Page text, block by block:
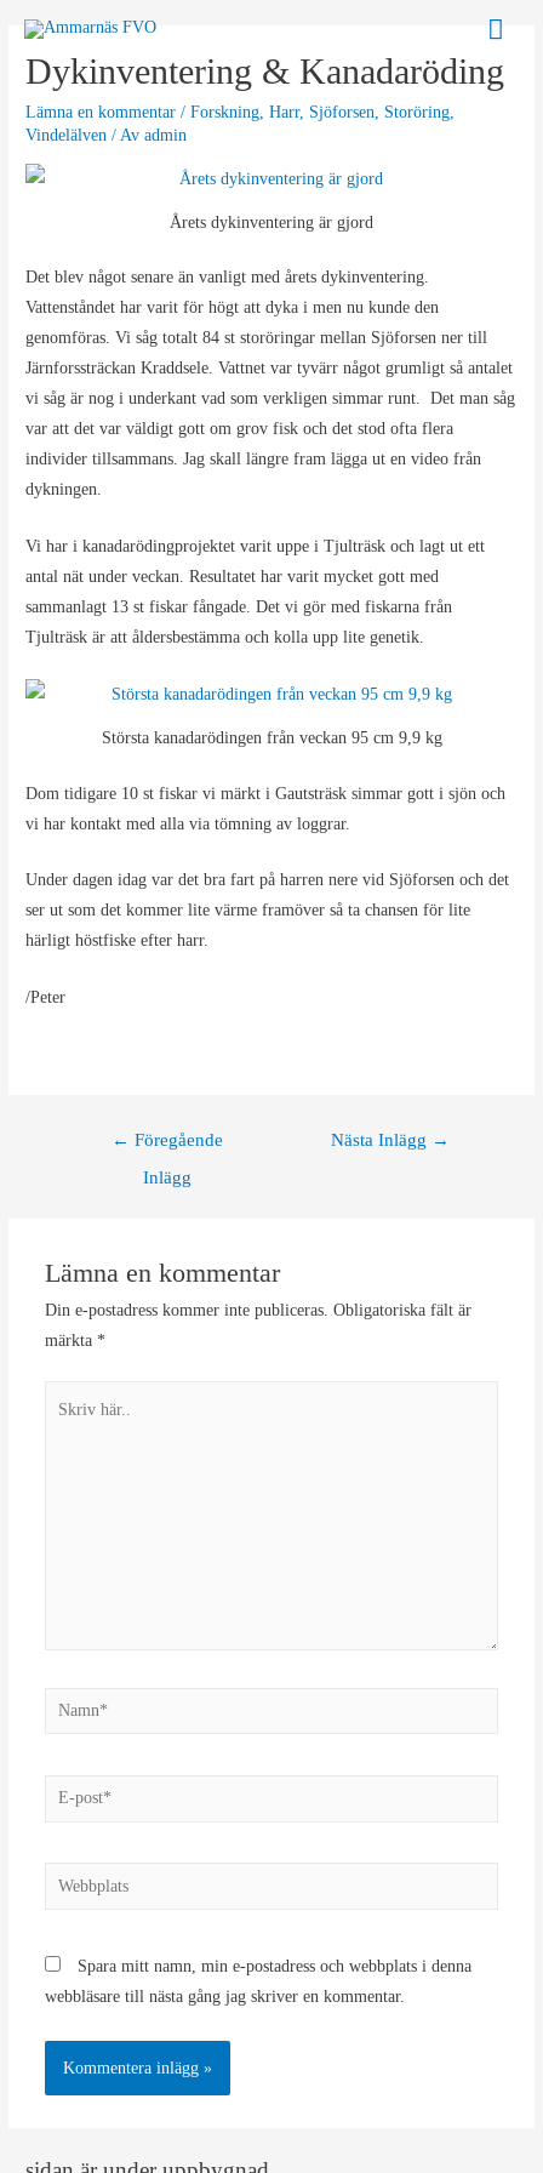
innehållDykinventering & Kanadaröding
Lämna en kommentar /Forskning,Harr, Sjöforsen, Storöring,
Vindelälven / Av admin
Årets dykinventering är gjord
Det blev något senare än vanligt med årets dykinventering.
Vattenståndet har varit för högt att dyka i men nu kunde den
genomföras. Vi såg totalt 84 st storöringar mellan Sjöforsen ner till
Järnforssträckan Kraddsele. Vattnet var tyvärr något grumligt så antalet
vi såg är nog i underkant vad som verkligen simmar runt. Det man såg
var att det var väldigt gott om grov fisk och det stod ofta flera
individer tillsammans. Jag skall längre fram lägga ut en video från
dykningen.
Vi har i kanadarödingprojektet varit uppe i Tjulträsk och lagt ut ett
antal nät under veckan. Resultatet har varit mycket gott med
sammanlagt 13 st fiskar fångade. Det vi gör med fiskarna från
Tjulträsk är att åldersbestämma och kolla upp lite genetik.
Största kanadarödingen från veckan 95 cm 9,9 kg
Dom tidigare 10 st fiskar vi märkt i Gautsträsk simmar gott i sjön och
vi har kontakt med alla via tömning av loggrar.
Under dagen idag var det bra fart på harren nere vid Sjöforsen och det
ser ut som det kommer lite värme framöver så ta chansen för lite
härligt höstfiske efter harr.
/Peter
Inläggsnavigering
← Föregående
Inlägg
Nästa Inlägg →
Lämna en kommentar
Din e-postadress kommer inte publiceras. Obligatoriska fält är
märkta *
Namn*
E-
Webbplats
Spara mitt namn, min e-postadress och webbplats i denna
webbläsare till nästa gång jag skriver en kommentar.